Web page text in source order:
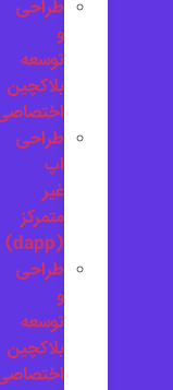
طراحی
توسعه
بلاکچین
اختصاصی
طراحی
اپ
غیر
متمرکز
طراحی
توسعه
بلاکچین
اختصاصی